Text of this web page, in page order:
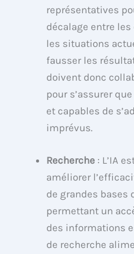
représentatives
décalage entre
les situations
fausser les
doivent donc
pour s’assurer
et capables de
imprévus.
Recherche : L’IA
améliorer
de grandes bases
permettant un
des informations
de recherche